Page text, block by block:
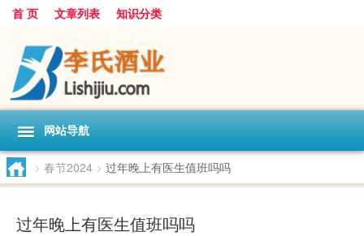
首 页 文章列表 知识分类
网站导航
> 春节2024 > 过年晚上有医生值班吗吗
过年晚上有医生值班吗吗